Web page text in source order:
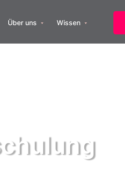
Über uns Wissen